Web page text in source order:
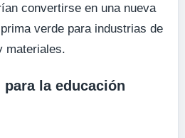
convertirse en una nueva
verde para industrias de
materiales.
la educación